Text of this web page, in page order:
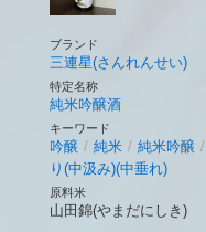
ブランド
三連星(さんれんせい)
特定名称
純米吟醸酒
キーワード
吟醸 / 純米 / 純米吟醸 /
り(中汲み)(中垂れ)
原料米
山田錦(やまだにしき)